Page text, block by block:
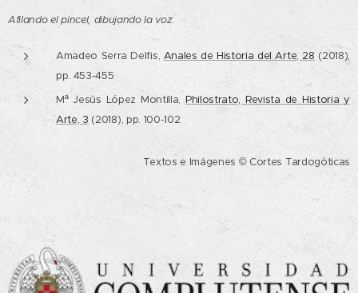
Afilando el pincel, dibujando la voz:
Amadeo Serra Delfis, Anales de Historia del Arte, 28 (2018),
pp. 453-455
Mª Jesús López Montilla, Philostrato, Revista de Historia y
Arte, 3 (2018), pp. 100-102
Textos e Imágenes © Cortes Tardogóticas